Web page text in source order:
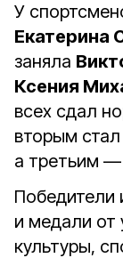
У
Екатерина
заняла
Ксения
всех сдал
вторым стал
а третьим —
Победители
и медали от
культуры,